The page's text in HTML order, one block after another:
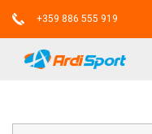
+359 886 555 919